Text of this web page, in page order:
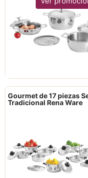
Gourmet de 17 piezas
Tradicional Rena Ware